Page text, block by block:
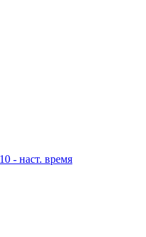
- наст. время